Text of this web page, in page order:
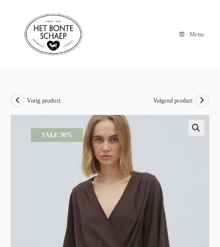
Menu
SALE 50%
Vorig product Volgend product